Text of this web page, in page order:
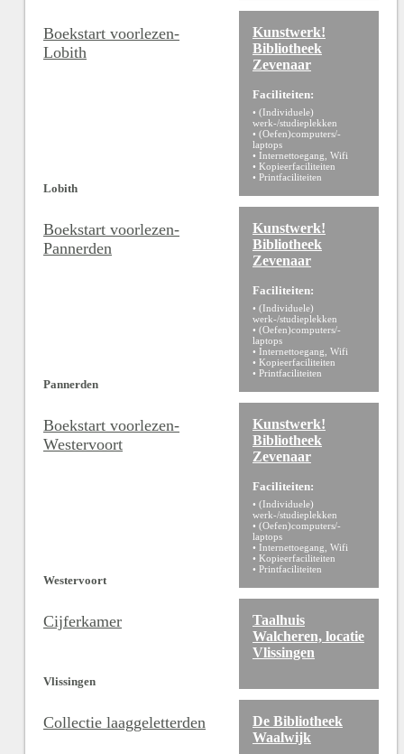
Boekstart voorlezen-
Lobith
Lobith
Kunstwerk!
Bibliotheek
Zevenaar
Faciliteiten:
• (Individuele)
werk-/studieplekken
• (Oefen)computers/-
laptops
• Internettoegang, Wifi
• Kopieerfaciliteiten
• Printfaciliteiten
Boekstart voorlezen-
Pannerden
Pannerden
Kunstwerk!
Bibliotheek
Zevenaar
Faciliteiten:
• (Individuele)
werk-/studieplekken
• (Oefen)computers/-
laptops
• Internettoegang, Wifi
• Kopieerfaciliteiten
• Printfaciliteiten
Boekstart voorlezen-
Westervoort
Westervoort
Kunstwerk!
Bibliotheek
Zevenaar
Faciliteiten:
• (Individuele)
werk-/studieplekken
• (Oefen)computers/-
laptops
• Internettoegang, Wifi
• Kopieerfaciliteiten
• Printfaciliteiten
Cijferkamer
Vlissingen
Taalhuis
Walcheren, locatie
Vlissingen
Collectie laaggeletterden
De Bibliotheek
Waalwijk